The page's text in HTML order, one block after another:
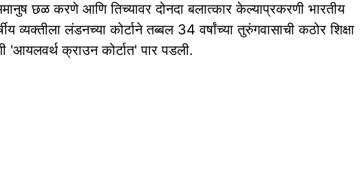
छळ करणे आणि तिच्यावर दोनदा बलात्कार केल्याप्रकरणी भारतीय
व्यक्तीला लंडनच्या कोर्टाने तब्बल 34 वर्षांच्या तुरुंगवासाची कठोर शिक्षा
'आयलवर्थ क्राउन कोर्टात' पार पडली.